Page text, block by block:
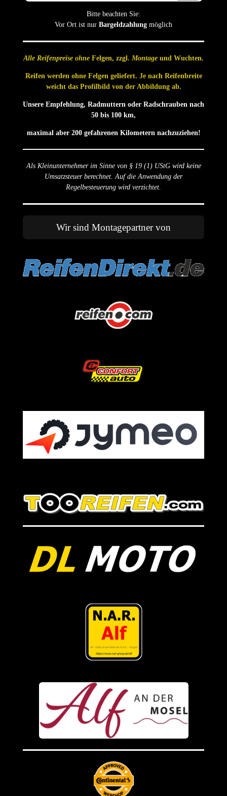
Bitte beachten Sie:
Vor Ort ist nur Bargeldzahlung möglich
Alle Reifenpreise ohne Felgen, zzgl. Montage und Wuchten.
Reifen werden ohne Felgen geliefert. Je nach Reifenbreite
weicht das Profilbild von der Abbildung ab.
Unsere Empfehlung, Radmuttern oder Radschrauben nach
50 bis 100 km,
maximal aber 200 gefahrenen Kilometern nachzuziehen!
Als Kleinunternehmer im Sinne von § 19 (1) UStG wird keine
Umsatzsteuer berechnet. Auf die Anwendung der
Regelbesteuerung wird verzichtet.
Wir sind Montagepartner von